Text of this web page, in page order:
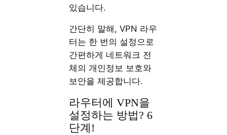
있습니다.
간단히 말해, VPN 라우
터는 한 번의 설정으로
간편하게 네트워크 전
체의 개인정보 보호와
보안을 제공합니다.
라우터에 VPN을
설정하는 방법? 6
단계!